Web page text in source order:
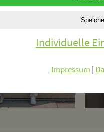
Individuelle
Impressum |